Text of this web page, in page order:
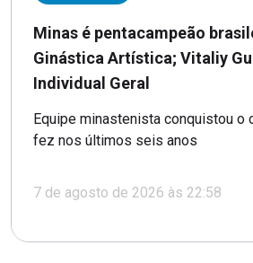
Minas é pentacampeão
Ginástica Artística; Vitaliy
Individual Geral
Equipe minastenista conquistou o
fez nos últimos seis anos
7 de agosto de 2026 às 22:58